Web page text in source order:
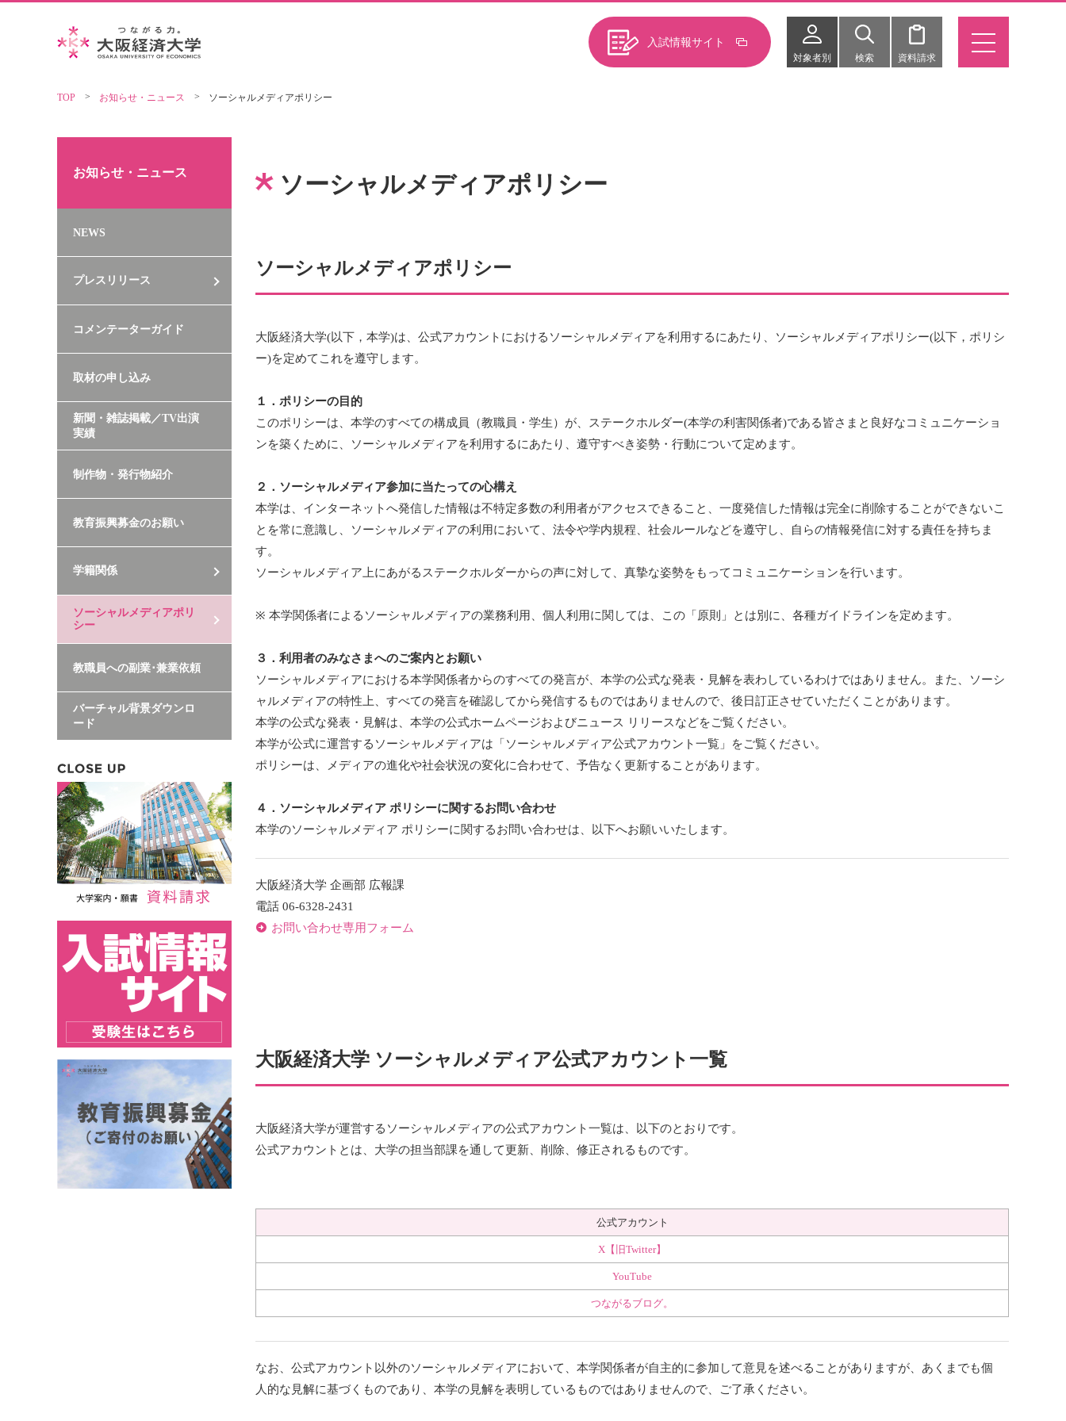
入試情報サイト
対象者別 検索 資料請求
TOP お知らせ・ニュース ソーシャルメディアポリシー
ソーシャルメディアポリシー
ソーシャルメディアポリシー
大阪経済大学(以下，本学)は、公式アカウントにおけるソーシャルメディアを利用するにあたり、ソーシャルメディアポリシー(以下，ポリシ
ー)を定めてこれを遵守します。
１．ポリシーの目的
このポリシーは、本学のすべての構成員（教職員・学生）が、ステークホルダー(本学の利害関係者)である皆さまと良好なコミュニケーショ
ンを築くために、ソーシャルメディアを利用するにあたり、遵守すべき姿勢・行動について定めます。
２．ソーシャルメディア参加に当たっての心構え
本学は、インターネットへ発信した情報は不特定多数の利用者がアクセスできること、一度発信した情報は完全に削除することができないこ
とを常に意識し、ソーシャルメディアの利用において、法令や学内規程、社会ルールなどを遵守し、自らの情報発信に対する責任を持ちま
す。
ソーシャルメディア上にあがるステークホルダーからの声に対して、真摯な姿勢をもってコミュニケーションを行います。
※ 本学関係者によるソーシャルメディアの業務利用、個人利用に関しては、この「原則」とは別に、各種ガイドラインを定めます。
３．利用者のみなさまへのご案内とお願い
ソーシャルメディアにおける本学関係者からのすべての発言が、本学の公式な発表・見解を表わしているわけではありません。また、ソーシ
ャルメディアの特性上、すべての発言を確認してから発信するものではありませんので、後日訂正させていただくことがあります。
本学の公式な発表・見解は、本学の公式ホームページおよびニュース リリースなどをご覧ください。
本学が公式に運営するソーシャルメディアは「ソーシャルメディア公式アカウント一覧」をご覧ください。
ポリシーは、メディアの進化や社会状況の変化に合わせて、予告なく更新することがあります。
４．ソーシャルメディア ポリシーに関するお問い合わせ
本学のソーシャルメディア ポリシーに関するお問い合わせは、以下へお願いいたします。
大阪経済大学 企画部 広報課
電話 06-6328-2431
お問い合わせ専用フォーム
大阪経済大学 ソーシャルメディア公式アカウント一覧
大阪経済大学が運営するソーシャルメディアの公式アカウント一覧は、以下のとおりです。
公式アカウントとは、大学の担当部課を通して更新、削除、修正されるものです。
公式アカウント
X【旧Twitter】
YouTube
つながるブログ。
なお、公式アカウント以外のソーシャルメディアにおいて、本学関係者が自主的に参加して意見を述べることがありますが、あくまでも個
人的な見解に基づくものであり、本学の見解を表明しているものではありませんので、ご了承ください。
お知らせ・ニュース
NEWS
プレスリリース
コメンテーターガイド
取材の申し込み
新聞・雑誌掲載／TV出演
実績
制作物・発行物紹介
教育振興募金のお願い
学籍関係
ソーシャルメディアポリ
シー
教職員への副業･兼業依頼
バーチャル背景ダウンロ
ード